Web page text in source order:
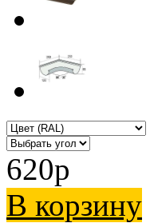
620p
В корзину